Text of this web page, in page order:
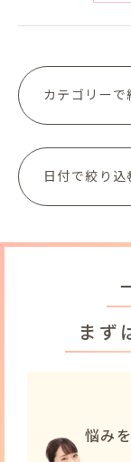
まず
悩み